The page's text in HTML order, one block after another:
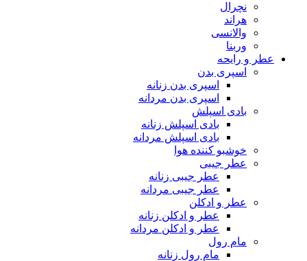
نچرال
هراند
والانسی
وربنا
عطر و رایحه
اسپری بدن
اسپری بدن زنانه
اسپری بدن مردانه
بادی اسپلش
بادی اسپلش زنانه
بادی اسپلش مردانه
خوشبو کننده هوا
عطر جیبی
عطر جیبی زنانه
عطر جیبی مردانه
عطر و ادکلن
عطر و ادکلن زنانه
عطر و ادکلن مردانه
مام رول
مام رول زنانه